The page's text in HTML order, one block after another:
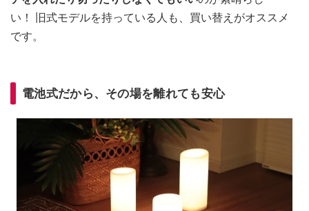
い！ 旧式モデルを持っている人も、買い替えがオススメ
です。
電池式だから、その場を離れても安心